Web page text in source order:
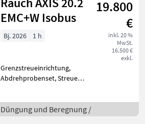
Hö
EMC+W Isobus
19.800
€
inkl. 20 %
MwSt.
16.500 €
exkl.
Bj. 2026 1 h
Grenzstreueinrichtung,
Abdrehprobenset, Streuer-
Neumaschine;
Behältervolumen: 1800;
Düngung und Beregnung /